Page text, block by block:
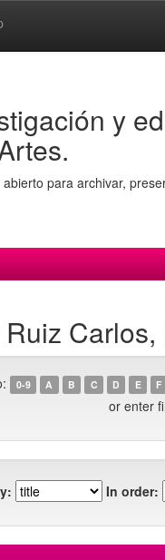
y
para archivar,
Carlos,
0-9 A B C D E F
or enter
In order: